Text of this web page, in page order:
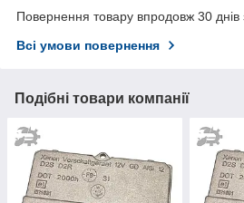
Повернення товару впродовж 30 днів
Всі умови повернення
Подібні товари компанії